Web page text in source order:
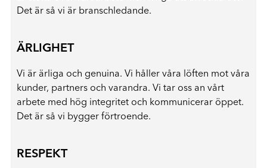
Det är så vi är branschledande.
ÄRLIGHET
Vi är ärliga och genuina. Vi håller våra löften mot våra
kunder, partners och varandra. Vi tar oss an vårt
arbete med hög integritet och kommunicerar öppet.
Det är så vi bygger förtroende.
RESPEKT